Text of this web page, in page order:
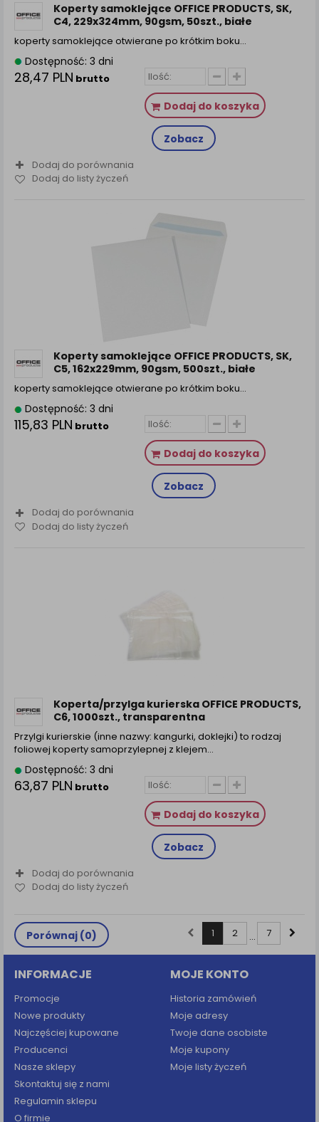
Koperty samoklejące OFFICE PRODUCTS, SK,
C4, 229x324mm, 90gsm, 50szt., białe
koperty samoklejące otwierane po krótkim boku…
Dostępność: 3 dni
28,47 PLN brutto
Dodaj do koszyka
Zobacz
Dodaj do porównania
Dodaj do listy życzeń
Koperty samoklejące OFFICE PRODUCTS, SK,
C5, 162x229mm, 90gsm, 500szt., białe
koperty samoklejące otwierane po krótkim boku…
Dostępność: 3 dni
115,83 PLN brutto
Dodaj do koszyka
Zobacz
Dodaj do porównania
Dodaj do listy życzeń
Koperta/przylga kurierska OFFICE PRODUCTS,
C6, 1000szt., transparentna
Przylgi kurierskie (inne nazwy: kangurki, doklejki) to rodzaj
foliowej koperty samoprzylepnej z klejem...
Dostępność: 3 dni
63,87 PLN brutto
Dodaj do koszyka
Zobacz
Dodaj do porównania
Dodaj do listy życzeń
Porównaj (0) 1 2 ... 7
INFORMACJE
Promocje
Nowe produkty
Najczęściej kupowane
Producenci
Nasze sklepy
Skontaktuj się z nami
Regulamin sklepu
O firmie
MOJE KONTO
Historia zamówień
Moje adresy
Twoje dane osobiste
Moje kupony
Moje listy życzeń